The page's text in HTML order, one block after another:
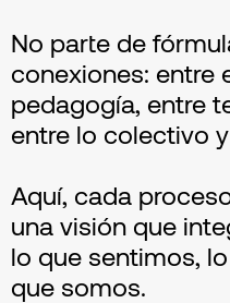
No parte de
conexiones: entre
pedagogía, entre
entre lo colectivo
Aquí, cada
una visión que
lo que sentimos,
que somos.